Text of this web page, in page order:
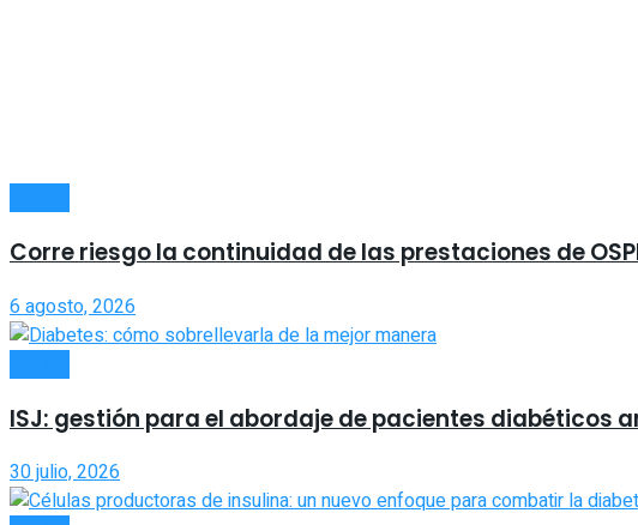
Corre riesgo la continuidad de las prestaciones de
6 agosto, 2026
ISJ: gestión para el abordaje de pacientes diabéticos
30 julio, 2026